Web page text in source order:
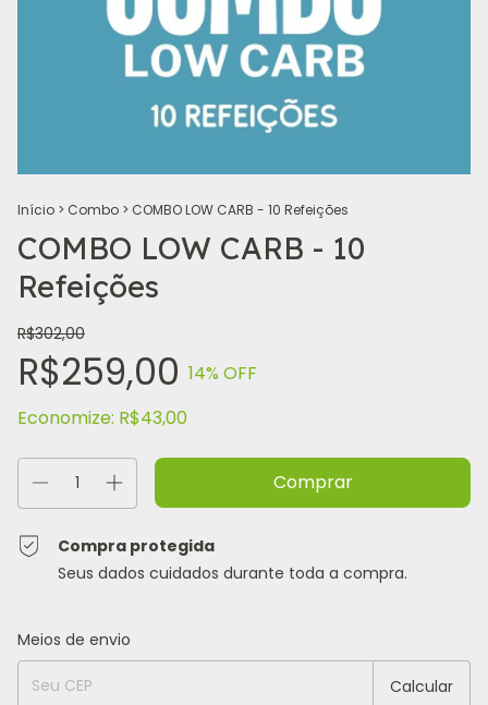
Início > Combo > COMBO LOW CARB - 10 Refeições
COMBO LOW CARB - 10
Refeições
R$302,00
R$259,00 14% OFF
Economize: R$43,00
Compra protegida
Seus dados cuidados durante toda a compra.
Entregas para o CEP:
Meios de envio
Calcular